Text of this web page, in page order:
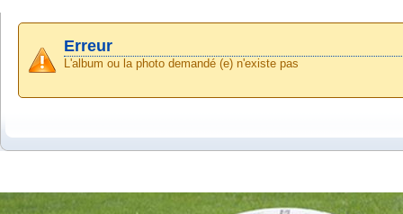
Erreur
L'album ou la photo demandé (e) n'existe pas